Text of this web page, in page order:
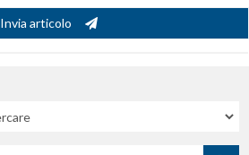
Invia articolo